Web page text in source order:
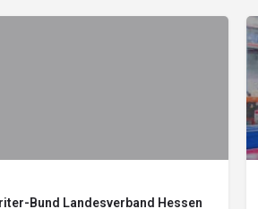
Bund Landesverband Hessen